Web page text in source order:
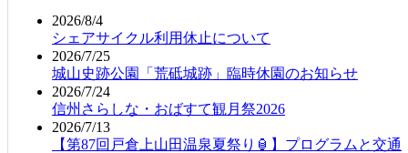
2026/8/4
シェアサイクル利用休止について
2026/7/25
城山史跡公園「荒砥城跡」臨時休園のお知らせ
2026/7/24
信州さらしな・おばすて観月祭2026
2026/7/13
【第87回戸倉上山田温泉夏祭り🏮】プログラムと交通